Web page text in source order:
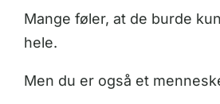
Mange føler, at de burde
hele.
Men du er også et